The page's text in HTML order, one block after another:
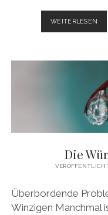
WEITERLESEN
DAS
Die
Überbordende
Winzigen Manchmal